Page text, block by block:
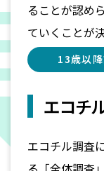
ることが認め
ていくことが
13歳以
エコチ
エコチル調査